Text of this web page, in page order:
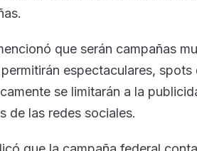
que serán campañas
espectaculares,
se limitarán a la
de las redes sociales.